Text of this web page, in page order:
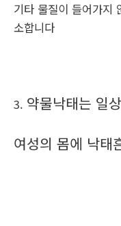
기타 물질이 들어가지
소합니다
3. 약물낙태는 일
여성의 몸에 낙태